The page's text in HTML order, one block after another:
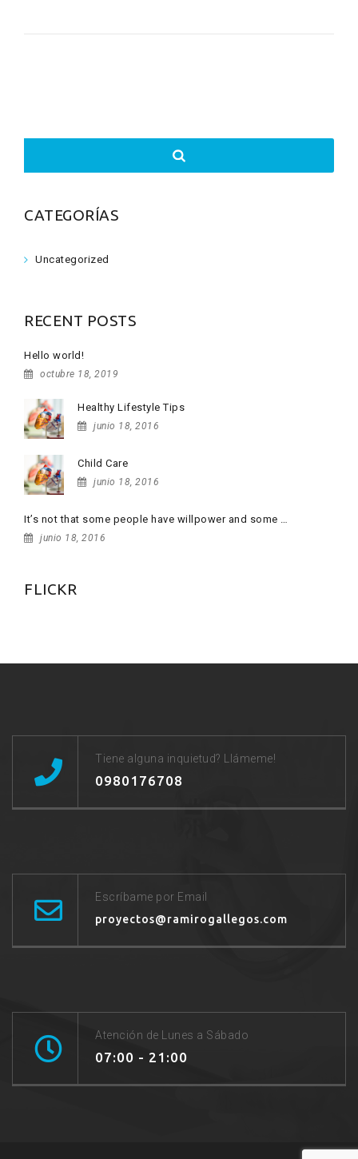
CATEGORÍAS
Uncategorized
RECENT POSTS
Hello world!
octubre 18, 2019
Healthy Lifestyle Tips
junio 18, 2016
Child Care
junio 18, 2016
It’s not that some people have willpower and some …
junio 18, 2016
FLICKR
Tiene alguna inquietud? Llámeme!
0980176708
Escríbame por Email
proyectos@ramirogallegos.com
Atención de Lunes a Sábado
07:00 - 21:00